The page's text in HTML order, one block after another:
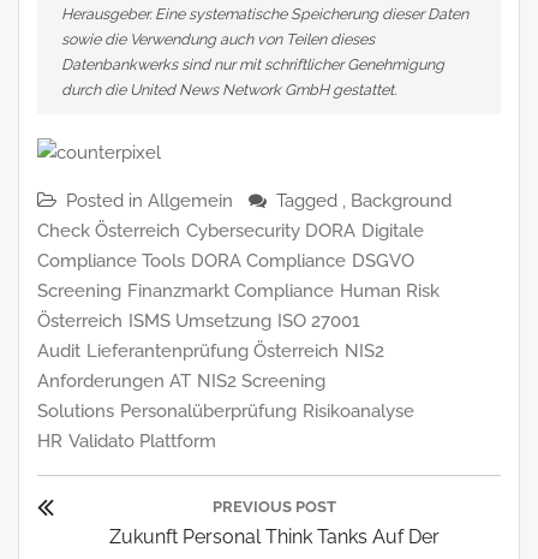
Herausgeber. Eine systematische Speicherung dieser Daten
sowie die Verwendung auch von Teilen dieses
Datenbankwerks sind nur mit schriftlicher Genehmigung
durch die United News Network GmbH gestattet.
Posted in Allgemein Tagged , Background
Check Österreich Cybersecurity DORA Digitale
Compliance Tools DORA Compliance DSGVO
Screening Finanzmarkt Compliance Human Risk
Österreich ISMS Umsetzung ISO 27001
Audit Lieferantenprüfung Österreich NIS2
Anforderungen AT NIS2 Screening
Solutions Personalüberprüfung Risikoanalyse
HR Validato Plattform
PREVIOUS POST
Previous
Zukunft Personal Think Tanks Auf Der